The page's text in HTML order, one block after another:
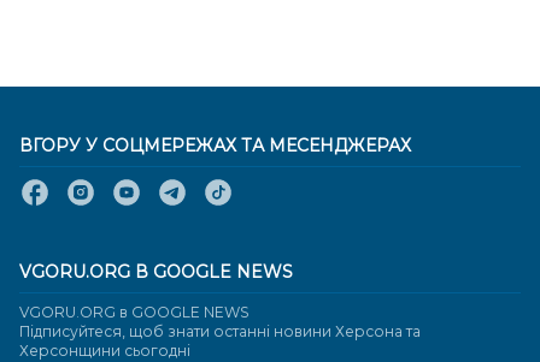
ВГОРУ У СОЦМЕРЕЖАХ ТА МЕСЕНДЖЕРАХ
VGORU.ORG В GOOGLE NEWS
VGORU.ORG в GOOGLE NEWS
Підписуйтеся, щоб знати останні новини Херсона та
Херсонщини сьогодні